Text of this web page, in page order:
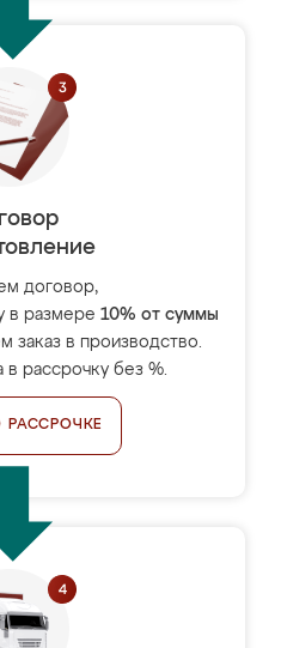
договор,
в размере 10% от суммы
заказ в производство.
в рассрочку без %.
РАССРОЧКЕ